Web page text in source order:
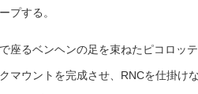
プする。
座るベンヘンの足を束ねたピコロッ
マウントを完成させ、RNCを仕掛け